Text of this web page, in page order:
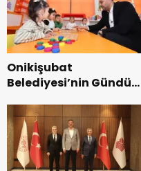
Onikişubat
Belediyesi’nin Gündüz
dönemin ön kayıtları
başladı.